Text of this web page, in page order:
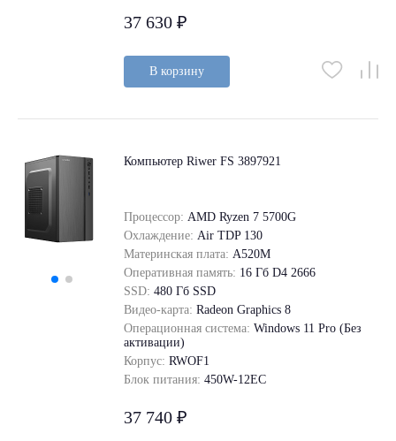
37 630 ₽
В корзину
Компьютер Riwer FS 3897921
Процессор: AMD Ryzen 7 5700G
Охлаждение: Air TDP 130
Материнская плата: A520M
Оперативная память: 16 Гб D4 2666
SSD: 480 Гб SSD
Видео-карта: Radeon Graphics 8
Операционная система: Windows 11 Pro (Без
активации)
Корпус: RWOF1
Блок питания: 450W-12EC
37 740 ₽